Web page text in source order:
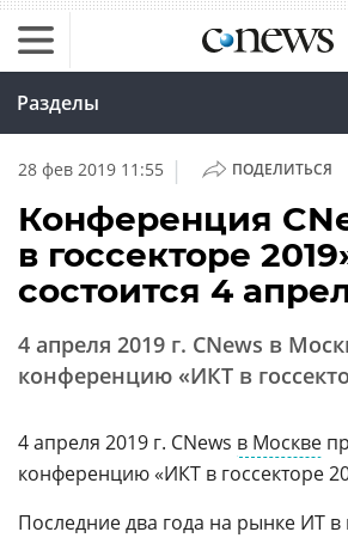
Разделы
28 фев 2019 11:55 | ПОДЕЛИТЬСЯ
Конференция
в госсекторе
состоится 4
4 апреля 2019 г. CNews в
конференцию «ИКТ в
4 апреля 2019 г. CNews в Москве
конференцию «ИКТ в госсекторе
Последние два года на рынке ИТ в